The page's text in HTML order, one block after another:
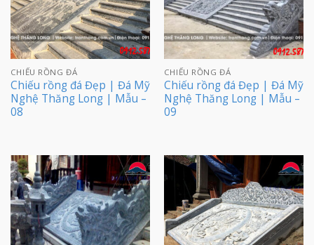
CHIẾU RỒNG ĐÁ
Chiếu rồng đá Đẹp | Đá Mỹ
Nghệ Thăng Long | Mẫu –
08
CHIẾU RỒNG ĐÁ
Chiếu rồng đá Đẹp | Đá Mỹ
Nghệ Thăng Long | Mẫu –
09